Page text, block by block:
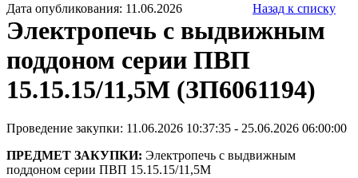
Дата опубликования: 11.06.2026 Назад к списку
Электропечь с выдвижным
поддоном серии ПВП
15.15.15/11,5М (ЗП6061194)
Проведение закупки: 11.06.2026 10:37:35 - 25.06.2026 06:00:00
ПРЕДМЕТ ЗАКУПКИ: Электропечь с выдвижным
поддоном серии ПВП 15.15.15/11,5М